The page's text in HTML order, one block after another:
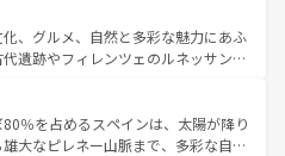
、グルメ、自然と多彩な魅力にあふ
代遺跡やフィレンツェのルネッサンス
しい田園風景やアマルフィ海岸の絶
逃せない。観光の合間には、本場の
品のイタリア料理を堪能することも
％を占めるスペインは、太陽が降り
大なピレネー山脈まで、多彩な自然